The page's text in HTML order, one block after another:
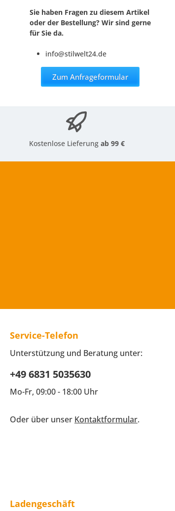
Sie haben Fragen zu diesem Artikel
oder der Bestellung? Wir sind gerne
für Sie da.
info@stilwelt24.de
Zum Anfrageformular
Kostenlose Lieferungab 99 €
Service-Telefon
Unterstützung und Beratung unter:
+49 6831 5035630
Mo-Fr, 09:00 - 18:00 Uhr
Oder über unser Kontaktformular.
Ladengeschäft